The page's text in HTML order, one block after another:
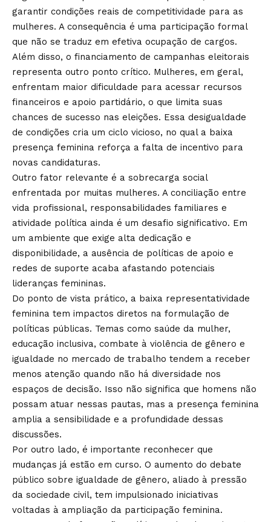
garantir condições reais de competitividade para as
mulheres. A consequência é uma participação formal
que não se traduz em efetiva ocupação de cargos.
Além disso, o financiamento de campanhas eleitorais
representa outro ponto crítico. Mulheres, em geral,
enfrentam maior dificuldade para acessar recursos
financeiros e apoio partidário, o que limita suas
chances de sucesso nas eleições. Essa desigualdade
de condições cria um ciclo vicioso, no qual a baixa
presença feminina reforça a falta de incentivo para
novas candidaturas.
Outro fator relevante é a sobrecarga social
enfrentada por muitas mulheres. A conciliação entre
vida profissional, responsabilidades familiares e
atividade política ainda é um desafio significativo. Em
um ambiente que exige alta dedicação e
disponibilidade, a ausência de políticas de apoio e
redes de suporte acaba afastando potenciais
lideranças femininas.
Do ponto de vista prático, a baixa representatividade
feminina tem impactos diretos na formulação de
políticas públicas. Temas como saúde da mulher,
educação inclusiva, combate à violência de gênero e
igualdade no mercado de trabalho tendem a receber
menos atenção quando não há diversidade nos
espaços de decisão. Isso não significa que homens não
possam atuar nessas pautas, mas a presença feminina
amplia a sensibilidade e a profundidade dessas
discussões.
Por outro lado, é importante reconhecer que
mudanças já estão em curso. O aumento do debate
público sobre igualdade de gênero, aliado à pressão
da sociedade civil, tem impulsionado iniciativas
voltadas à ampliação da participação feminina.